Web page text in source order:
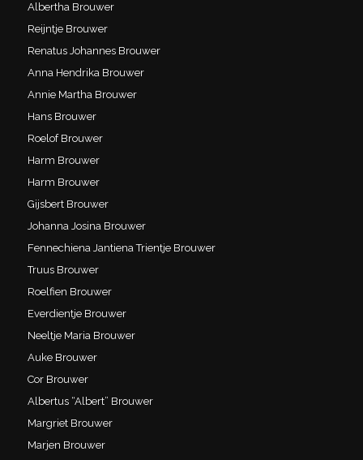
Albertha Brouwer
Reijntje Brouwer
Renatus Johannes Brouwer
Anna Hendrika Brouwer
Annie Martha Brouwer
Hans Brouwer
Roelof Brouwer
Harm Brouwer
Harm Brouwer
Gijsbert Brouwer
Johanna Josina Brouwer
Fennechiena Jantiena Trientje Brouwer
Truus Brouwer
Roelfien Brouwer
Everdientje Brouwer
Neeltje Maria Brouwer
Auke Brouwer
Cor Brouwer
Albertus “Albert” Brouwer
Margriet Brouwer
Marjen Brouwer